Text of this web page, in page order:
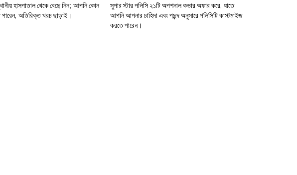
হাসপাতাল থেকে বেছে নিন; আপনি কোন
পারেন, অতিরিক্ত খরচ ছাড়াই।
সুপার স্টার পলিসি ২১টি অপশনাল কভার অফার করে, যাতে
আপনি আপনার চাহিদা এবং পছন্দ অনুসারে পলিসিটি কাস্টমাইজ
করতে পারেন।